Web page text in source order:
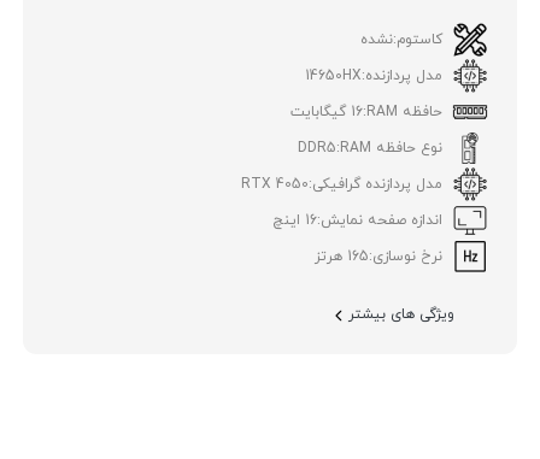
کاستوم:نشده
مدل پردازنده:14650HX
حافظه RAM:
16 گیگابایت
نوع حافظه RAM:
DDR5
مدل پردازنده گرافیکی:RTX 4050
اندازه صفحه نمایش:16 اینچ
نرخ نوسازی:165 هرتز
ویژگی های بیشتر